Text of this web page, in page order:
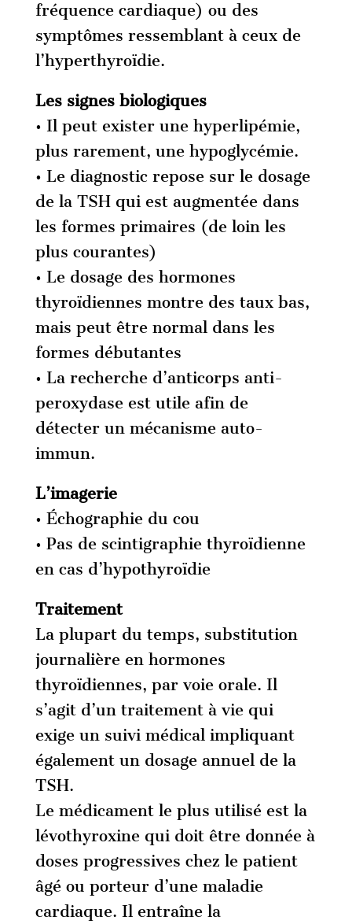
fréquence cardiaque) ou des
symptômes ressemblant à ceux de
l’hyperthyroïdie.
Les signes biologiques
• Il peut exister une hyperlipémie,
plus rarement, une hypoglycémie.
• Le diagnostic repose sur le dosage
de la TSH qui est augmentée dans
les formes primaires (de loin les
plus courantes)
• Le dosage des hormones
thyroïdiennes montre des taux bas,
mais peut être normal dans les
formes débutantes
• La recherche d’anticorps anti-
peroxydase est utile afin de
détecter un mécanisme auto-
immun.
L’imagerie
• Échographie du cou
• Pas de scintigraphie thyroïdienne
en cas d’hypothyroïdie
Traitement
La plupart du temps, substitution
journalière en hormones
thyroïdiennes, par voie orale. Il
s’agit d’un traitement à vie qui
exige un suivi médical impliquant
également un dosage annuel de la
TSH.
Le médicament le plus utilisé est la
lévothyroxine qui doit être donnée à
doses progressives chez le patient
âgé ou porteur d’une maladie
cardiaque. Il entraîne la